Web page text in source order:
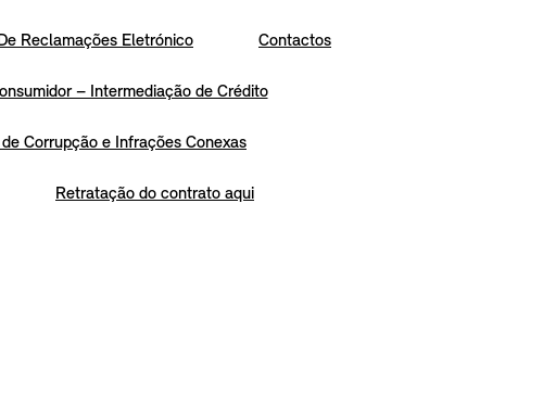
Reclamações Eletrónico Contactos
– Intermediação de Crédito
Corrupção e Infrações Conexas
Retratação do contrato aqui